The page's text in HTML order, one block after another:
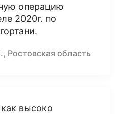
операцию
2020г. по
Ростовская область
высоко